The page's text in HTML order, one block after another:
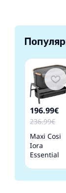
196.99€
236.99€
Maxi Cosi
Iora
Essential
Кроватка-